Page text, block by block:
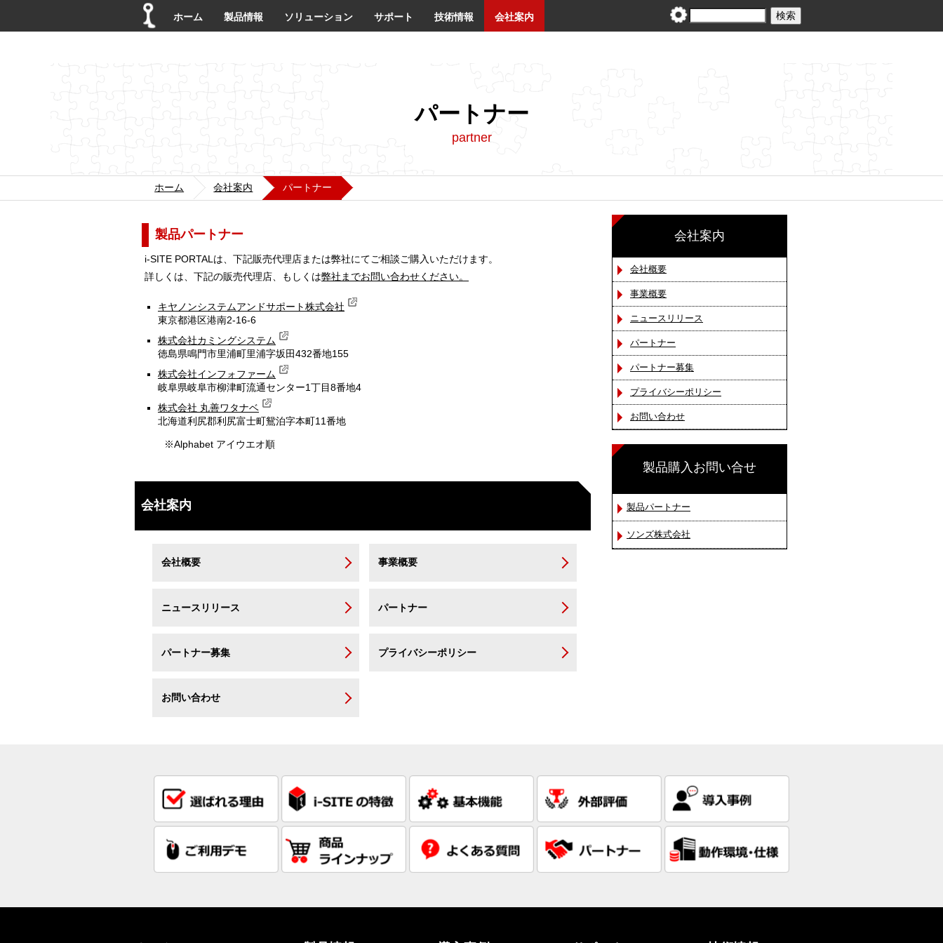
ホーム 製品情報 ソリューション サポート 技術情報 会社案内
パートナー
partner
ホーム 会社案内 パートナー
製品パートナー
i-SITE PORTALは、下記販売代理店または弊社にてご相談ご購入いただけます。
詳しくは、下記の販売代理店、もしくは弊社までお問い合わせください。
キヤノンシステムアンドサポート株式会社
東京都港区港南2-16-6
株式会社カミングシステム
徳島県鳴門市里浦町里浦字坂田432番地155
株式会社インフォファーム
岐阜県岐阜市柳津町流通センター1丁目8番地4
株式会社 丸善ワタナベ
北海道利尻郡利尻富士町鴛泊字本町11番地
※Alphabet アイウエオ順
会社案内
会社概要 事業概要
ニュースリリース パートナー
パートナー募集 プライバシーポリシー
お問い合わせ
会社案内
会社概要
事業概要
ニュースリリース
パートナー
パートナー募集
プライバシーポリシー
お問い合わせ
製品購入お問い合せ
製品パートナー
ソンズ株式会社